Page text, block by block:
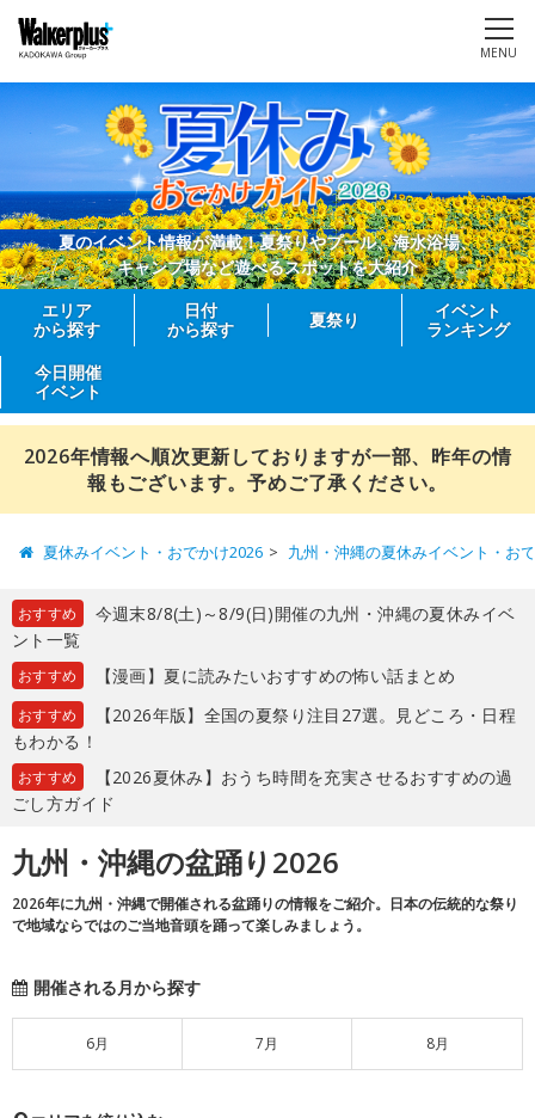
MENU
夏のイベント情報が満載！夏祭りやプール、海水浴場、
キャンプ場など遊べるスポットを大紹介
エリア
から探す
日付
から探す
夏祭り
イベント
ランキング
今日開催
イベント
2026年情報へ順次更新しておりますが一部、昨年の情
報もございます。予めご了承ください。
夏休みイベント・おでかけ2026 九州・沖縄の夏休みイベント・お
おすすめ
今週末8/8(土)～8/9(日)開催の九州・沖縄の夏休みイベ
ント一覧
おすすめ 【漫画】夏に読みたいおすすめの怖い話まとめ
おすすめ
【2026年版】全国の夏祭り注目27選。見どころ・日程
もわかる！
おすすめ
【2026夏休み】おうち時間を充実させるおすすめの過
ごし方ガイド
九州・沖縄の盆踊り2026
2026年に九州・沖縄で開催される盆踊りの情報をご紹介。日本の伝統的な祭り
で地域ならではのご当地音頭を踊って楽しみましょう。
開催される月から探す
6月 7月 8月